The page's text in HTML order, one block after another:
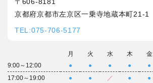
〒606-8181
京都府京都市左京区一乗寺地蔵本町21-1
TEL:075-706-5177
月 火 水 木 金
9:00～12:00
● ● ● ● ●
17:00～19:00
● ● ／ ● ●